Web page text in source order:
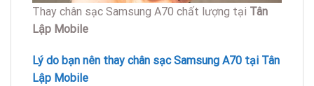
Thay chân sạc Samsung A70 chất lượng tại Tân
Lập Mobile
Lý do bạn nên thay chân sạc Samsung A70 tại Tân
Lập Mobile